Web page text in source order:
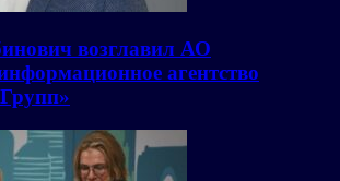
возглавил АО
агентство